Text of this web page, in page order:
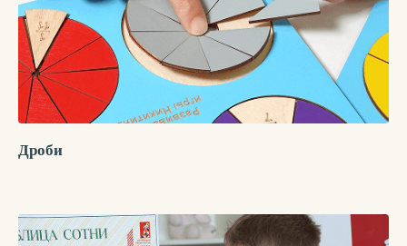
Дроби